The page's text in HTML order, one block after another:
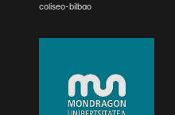
coliseo-bilbao